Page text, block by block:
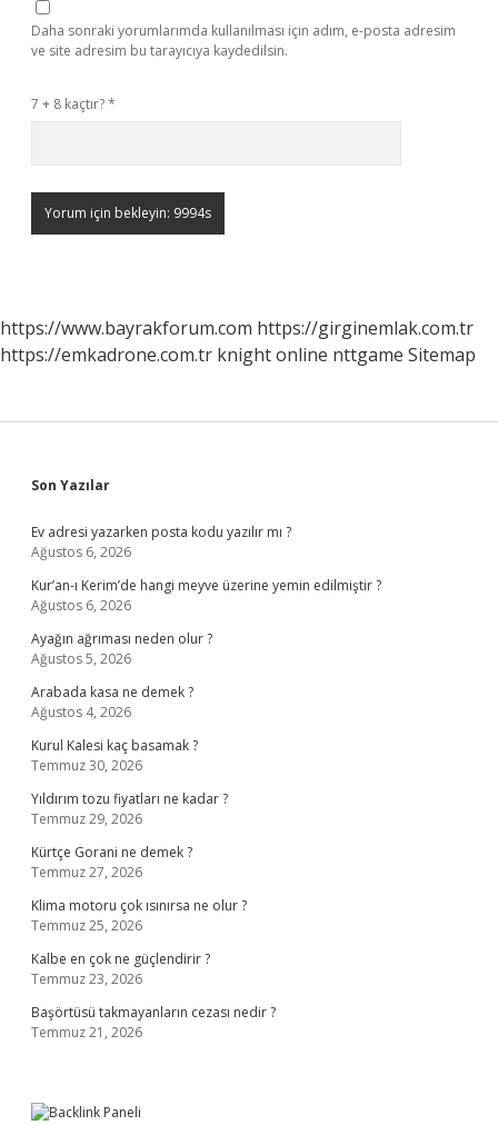
Daha sonraki yorumlarımda kullanılması için adım, e-posta adresim
ve site adresim bu tarayıcıya kaydedilsin.
7 + 8 kaçtır?*
https://www.bayrakforum.com https://girginemlak.com.tr
https://emkadrone.com.tr knight online nttgame Sitemap
Sidebar
Son Yazılar
Ev adresi yazarken posta kodu yazılır mı ?
Ağustos 6, 2026
Kur’an-ı Kerim’de hangi meyve üzerine yemin edilmiştir ?
Ağustos 6, 2026
Ayağın ağrıması neden olur ?
Ağustos 5, 2026
Arabada kasa ne demek ?
Ağustos 4, 2026
Kurul Kalesi kaç basamak ?
Temmuz 30, 2026
Yıldırım tozu fiyatları ne kadar ?
Temmuz 29, 2026
Kürtçe Gorani ne demek ?
Temmuz 27, 2026
Klima motoru çok ısınırsa ne olur ?
Temmuz 25, 2026
Kalbe en çok ne güçlendirir ?
Temmuz 23, 2026
Başörtüsü takmayanların cezası nedir ?
Temmuz 21, 2026